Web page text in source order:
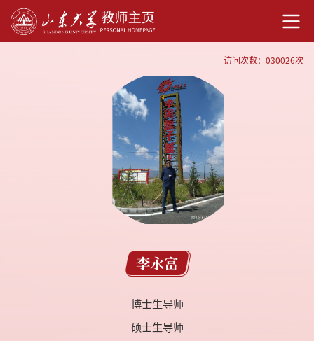
访问次数： 030026次
李永富
博士生导师
硕士生导师